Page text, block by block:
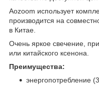
Aozoom использует
производится на
в Китае.
Очень яркое свечение,
или китайского ксенона.
Преимущества:
энергопотребление